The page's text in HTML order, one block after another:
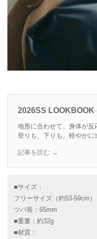
2026SS LOOKBOOK
地形に合わせて、身体が反
登りも、下りも。軽やかに
記事を読む →
■サイズ：
フリーサイズ（約53-59cm）
ツバ長：65mm
■重量：約32g
■材質：